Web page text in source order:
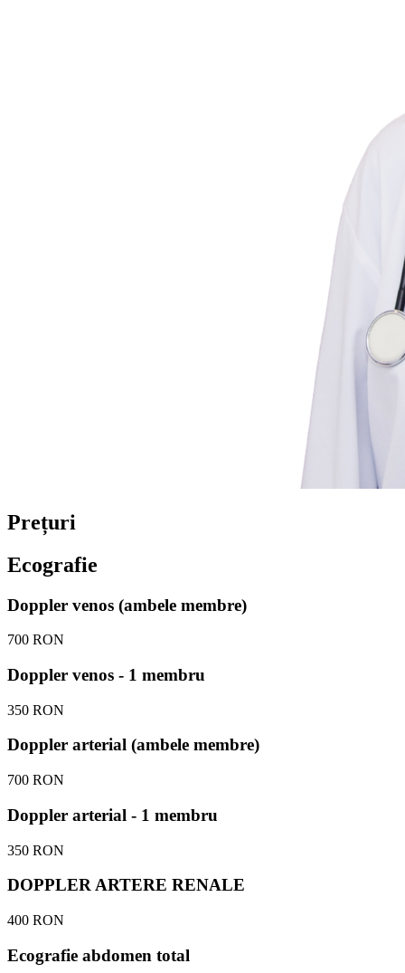
Prețuri
Ecografie
Doppler venos (ambele membre)
700 RON
Doppler venos - 1 membru
350 RON
Doppler arterial (ambele membre)
700 RON
Doppler arterial - 1 membru
350 RON
DOPPLER ARTERE RENALE
400 RON
Ecografie abdomen total